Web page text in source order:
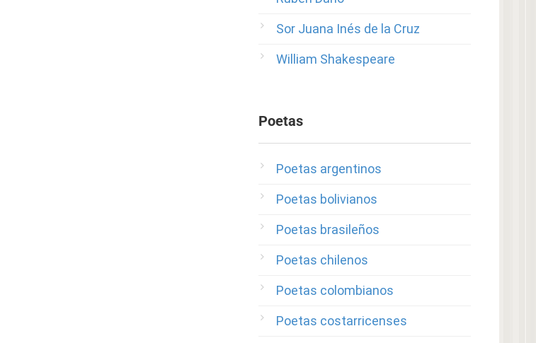
Sor Juana Inés de la Cruz
William Shakespeare
Poetas
Poetas argentinos
Poetas bolivianos
Poetas brasileños
Poetas chilenos
Poetas colombianos
Poetas costarricenses